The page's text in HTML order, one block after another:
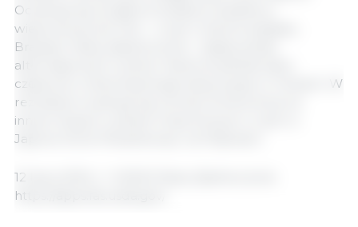
Oczekuje się, że główni światowi dostawcy
wieprzowiny do Chin - w tym Unia Europejska,
Brazylia i Stany Zjednoczone - będą szukać
alternatywnych rynków. Rynki te jednak tylko
częściowo zrekompensują niższy popyt w Chinach. W
rezultacie oczekuje się wzrostu konkurencji na
innych dużych rynkach importowych, w tym w
Japonii, Korei Południowej i na Filipinach.
12 lipca 2024 r./ USDA/ Stany Zjednoczone.
https://apps.fas.usda.gov/